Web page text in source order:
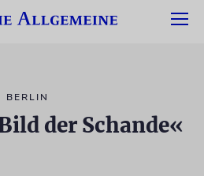
BERLIN
der Schande«